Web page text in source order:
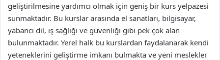
geliştirilmesine yardımcı olmak için geniş bir kurs yelpazesi
sunmaktadır. Bu kurslar arasında el sanatları, bilgisayar,
yabancı dil, iş sağlığı ve güvenliği gibi pek çok alan
bulunmaktadır. Yerel halk bu kurslardan faydalanarak kendi
yeteneklerini geliştirme imkanı bulmakta ve yeni meslekler